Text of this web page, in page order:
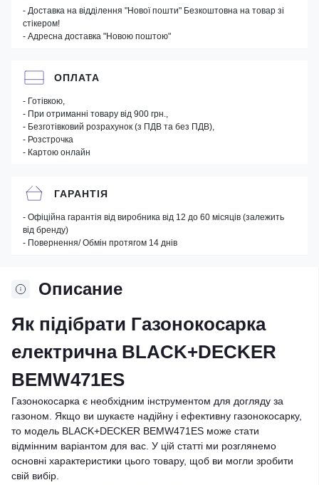
Описание
Як підібрати Газонокосарка
електрична BLACK+DECKER
BEMW471ES
Газонокосарка є необхідним інструментом для догляду за
газоном. Якщо ви шукаєте надійну і ефективну газонокосарку,
то модель BLACK+DECKER BEMW471ES може стати
відмінним варіантом для вас. У цій статті ми розглянемо
основні характеристики цього товару, щоб ви могли зробити
свій вибір.
- Доставка на відділення "Нової пошти" Безкоштовна на товар зі
стікером!
- Адресна доставка "Новою поштою"
ОПЛАТА
- Готівкою,
- При отриманні товару від 900 грн.,
- Безготівковий розрахунок (з ПДВ та без ПДВ),
- Розстрочка
- Картою онлайн
ГАРАНТІЯ
- Офіційна гарантія від виробника від 12 до 60 місяців (залежить
від бренду)
- Повернення/ Обмін протягом 14 днів